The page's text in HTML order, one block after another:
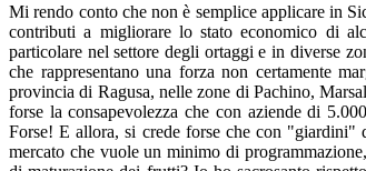
Mi rendo conto che non è semplice applicare in
contributi a migliorare lo stato economico di
particolare nel settore degli ortaggi e in diverse
che rappresentano una forza non certamente
provincia di Ragusa, nelle zone di Pachino,
forse la consapevolezza che con aziende di
Forse! E allora, si crede forse che con "giardini"
mercato che vuole un minimo di